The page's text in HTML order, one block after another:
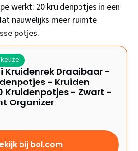
werkt: 20 kruidenpotjes in een
nauwelijks meer ruimte
potjes.
Kruidenrek Draaibaar -
- Kruiden
Kruidenpotjes - Zwart -
Organizer
bij bol.com